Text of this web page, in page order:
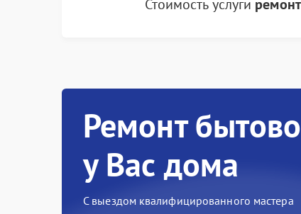
Стоимость услуги
Ремонт
у Вас дома
С выездом квалифицированного мастера